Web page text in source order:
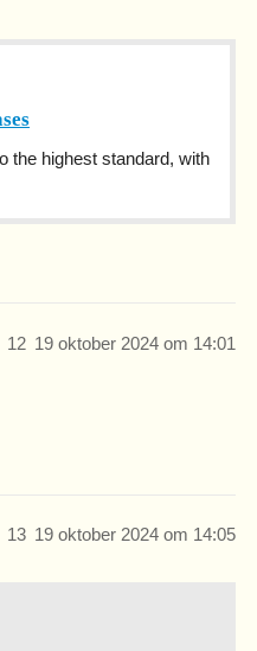
the highest standard, with
19 oktober 2024 om 14:01
12
19 oktober 2024 om 14:05
13